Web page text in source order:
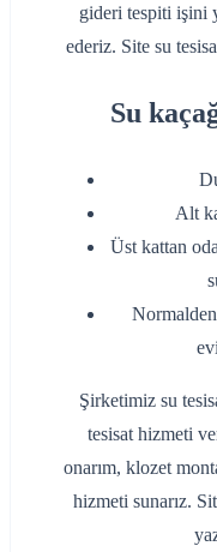
gideri tespiti işini
ederiz. Site su
Su
Alt
Üst kattan
Şirketimiz su
tesisat hizmeti
onarım, klozet
hizmeti sunarız.